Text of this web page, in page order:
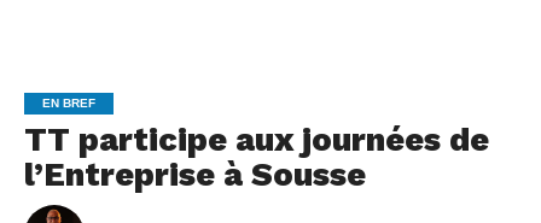
EN BREF
TT participe aux journées de
l’Entreprise à Sousse